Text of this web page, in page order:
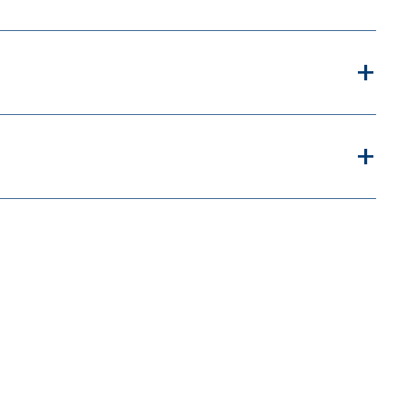
+
+